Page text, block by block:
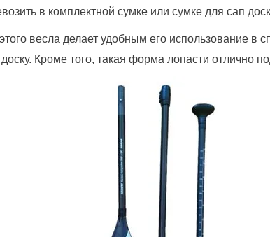
в комплектной сумке или сумке для сап
весла делает удобным его использование в
Кроме того, такая форма лопасти отлично